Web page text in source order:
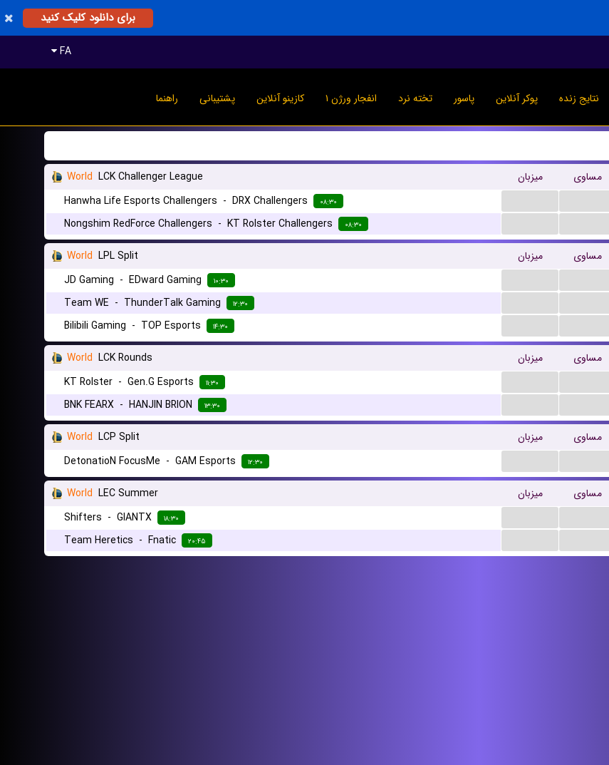
برای دانلود کلیک کنید
FA
نتایج زنده پوکر آنلاین پاسور تخته نرد انفجار ورژن ۱ کازینو آنلاین پشتیبانی راهنما
World LCK Challenger League میزبان مساوی
Hanwha Life Esports Challengers - DRX Challengers ۰۸:۳۰
Nongshim RedForce Challengers - KT Rolster Challengers ۰۸:۳۰
World LPL Split میزبان مساوی
JD Gaming - EDward Gaming ۱۰:۳۰
Team WE - ThunderTalk Gaming ۱۲:۳۰
Bilibili Gaming - TOP Esports ۱۴:۳۰
World LCK Rounds میزبان مساوی
KT Rolster - Gen.G Esports ۱۱:۳۰
BNK FEARX - HANJIN BRION ۱۳:۳۰
World LCP Split میزبان مساوی
DetonatioN FocusMe - GAM Esports ۱۲:۳۰
World LEC Summer میزبان مساوی
Shifters - GIANTX ۱۸:۳۰
Team Heretics - Fnatic ۲۰:۴۵